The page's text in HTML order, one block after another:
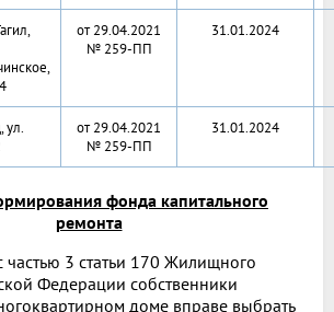
от 29.04.2021
№ 259-ПП
31.01.2024
ул.
от 29.04.2021
№ 259-ПП
31.01.2024
фонда капитального
ремонта
частью 3 статьи 170 Жилищного
Федерации собственники
доме вправе выбрать